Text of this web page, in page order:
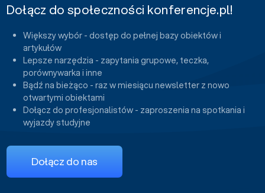
Dołącz do społeczności konferencje.pl!
Większy wybór - dostęp do pełnej bazy obiektów i
artykułów
Lepsze narzędzia - zapytania grupowe, teczka,
porównywarka i inne
Bądź na bieżąco - raz w miesiącu newsletter z nowo
otwartymi obiektami
Dołącz do profesjonalistów - zaproszenia na spotkania i
wyjazdy studyjne
Dołącz do nas